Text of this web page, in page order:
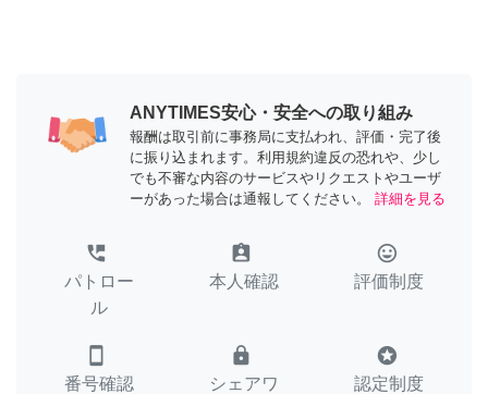
ANYTIMES安心・安全への取り組み
報酬は取引前に事務局に支払われ、評価・完了後
に振り込まれます。利用規約違反の恐れや、少し
でも不審な内容のサービスやリクエストやユーザ
ーがあった場合は通報してください。
詳細を見る
perm_phone_msg
パトロー
ル
assignment_ind
本人確認
tag_faces
評価制度
smartphone
番号確認
lock
シェアワ
stars
認定制度